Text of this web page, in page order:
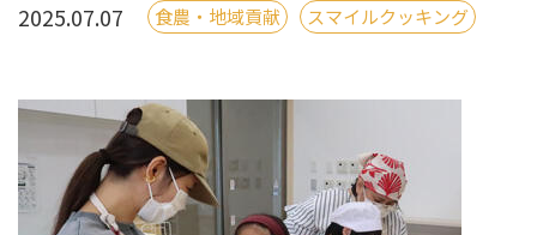
2025.07.07 食農・地域貢献 スマイルクッキング